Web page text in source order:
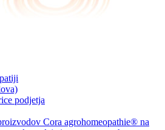
podjetja
Cora agrohomeopathie® na